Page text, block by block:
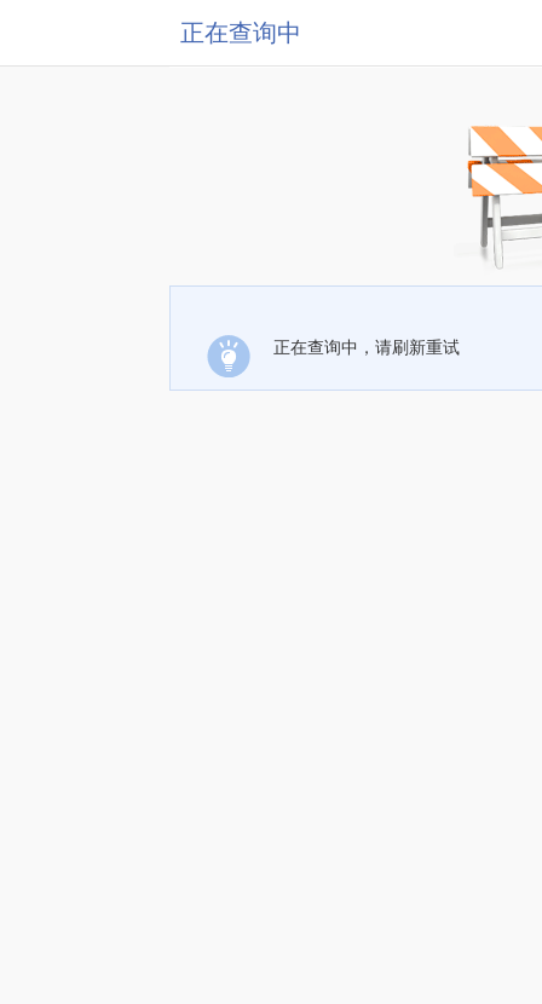
正在查询中
正在查询中，请刷新重试